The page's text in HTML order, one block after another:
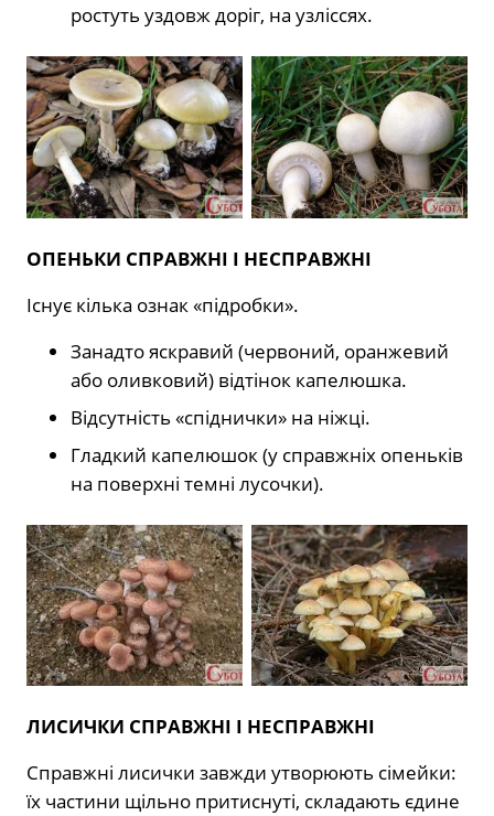
ростуть уздовж доріг, на узліссях.
ОПЕНЬКИ СПРАВЖНІ І НЕСПРАВЖНІ
Існує кілька ознак «підробки».
Занадто яскравий (червоний, оранжевий
або оливковий) відтінок капелюшка.
Відсутність «спіднички» на ніжці.
Гладкий капелюшок (у справжніх опеньків
на поверхні темні лусочки).
ЛИСИЧКИ СПРАВЖНІ І НЕСПРАВЖНІ
Справжні лисички завжди утворюють сімейки:
їх частини щільно притиснуті, складають єдине